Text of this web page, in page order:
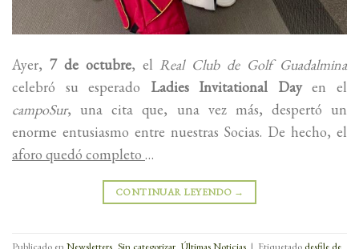
Ayer, 7 de octubre, el Real Club de Golf Guadalmina
celebró su esperado Ladies Invitational Dayen el
campoSur, una cita que, una vez más, despertó un
enorme entusiasmo entre nuestras Socias. De hecho, el
aforo quedó completo …
CONTINUAR LEYENDO →